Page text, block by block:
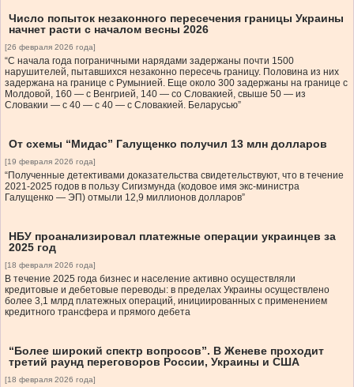
Число попыток незаконного пересечения границы Украины
начнет расти с началом весны 2026
[26 февраля 2026 года]
“С начала года пограничными нарядами задержаны почти 1500
нарушителей, пытавшихся незаконно пересечь границу. Половина из них
задержана на границе с Румынией. Еще около 300 задержаны на границе с
Молдовой, 160 — с Венгрией, 140 — со Словакией, свыше 50 — из
Словакии — с 40 — с 40 — с Словакией. Беларусью”
От схемы “Мидас” Галущенко получил 13 млн долларов
[19 февраля 2026 года]
“Полученные детективами доказательства свидетельствуют, что в течение
2021-2025 годов в пользу Сигизмунда (кодовое имя экс-министра
Галущенко — ЭП) отмыли 12,9 миллионов долларов”
НБУ проанализировал платежные операции украинцев за
2025 год
[18 февраля 2026 года]
В течение 2025 года бизнес и население активно осуществляли
кредитовые и дебетовые переводы: в пределах Украины осуществлено
более 3,1 млрд платежных операций, инициированных с применением
кредитного трансфера и прямого дебета
“Более широкий спектр вопросов”. В Женеве проходит
третий раунд переговоров России, Украины и США
[18 февраля 2026 года]